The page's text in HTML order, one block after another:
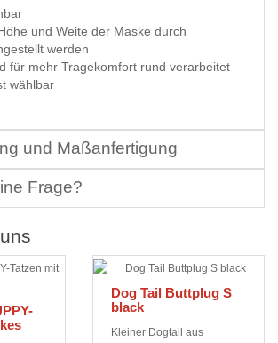
und Weite der Maske durch
werden
für mehr Tragekomfort rund verarbeitet
wählbar
und Maßanfertigung
Frage?
Dog Tail Buttplug S
black
Kleiner Dogtail aus